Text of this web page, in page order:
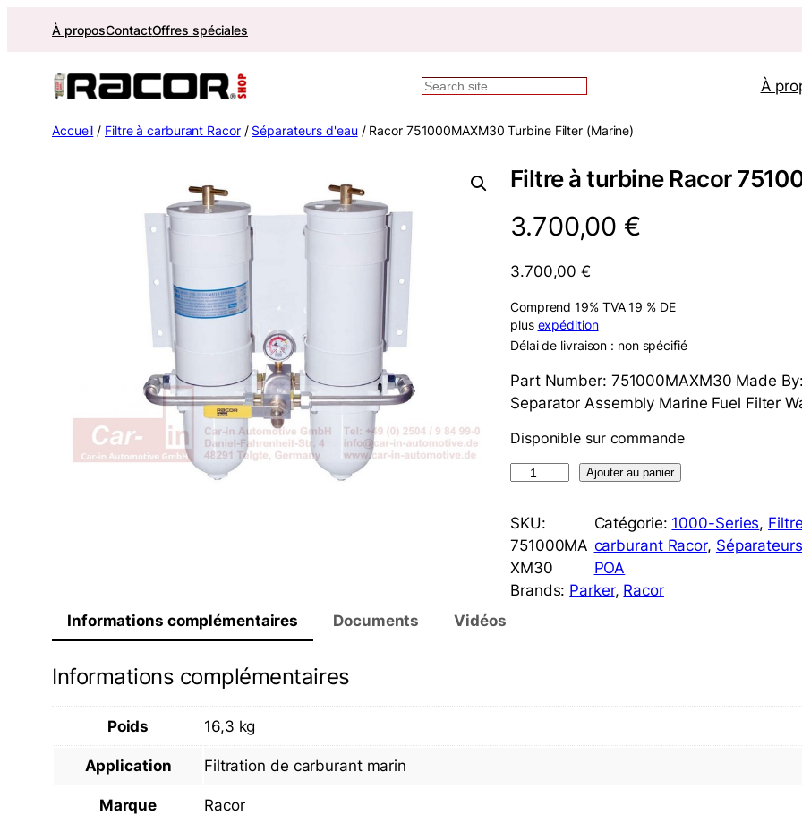
À proposContactOffres spéciales
Recherche À
Accueil / Filtre à carburant Racor/ Séparateurs d'eau / Racor 751000MAXM30 Turbine Filter (Marine)
Filtre à turbine Racor
3.700,00 €
3.700,00€
Comprend 19% TVA 19 % DE
plus expédition
Délai de livraison : non spécifié
Part Number: 751000MAXM30 Made
Separator Assembly Marine Fuel Filter
Disponible sur commande
a
n
t
i
c
r
Ajouter au panier
SKU:
751000MA
XM30
Catégorie: 1000-Series,
carburant Racor,
POA
Brands: Parker, Racor
Informations complémentaires
Documents Vidéos
Informations complémentaires
Poids 16,3 kg
Application Filtration de carburant marin
Marque Racor